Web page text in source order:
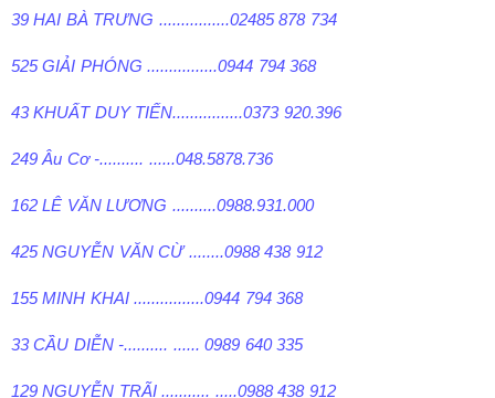
39 HAI BÀ TRƯNG ................02485 878 734
525 GIẢI PHÓNG ................0944 794 368
43 KHUẤT DUY TIẾN................0373 920.396
249 Âu Cơ -.......... ......048.5878.736
162 LÊ VĂN LƯƠNG ..........0988.931.000
425 NGUYỄN VĂN CỪ ........0988 438 912
155 MINH KHAI ................0944 794 368
33 CẦU DIỄN -.......... ...... 0989 640 335
129 NGUYỄN TRÃI ........... .....0988 438 912